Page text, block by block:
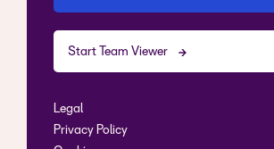
Start Team Viewer
Legal
Privacy Policy